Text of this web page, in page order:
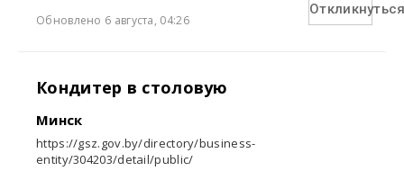
Обновлено 6 августа, 04:26
Кондитер в столовую
Минск
https://gsz.gov.by/directory/business-
entity/304203/detail/public/